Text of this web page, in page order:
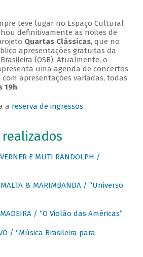
teve lugar no Espaço Cultural
definitivamente as noites de
Quartas Clássicas, que no
apresentações gratuitas da
(OSB). Atualmente, o
uma agenda de concertos
apresentações variadas, todas
19h.
a reserva de ingressos.
E MUTI RANDOLPH /
MALTA & MARIMBANDA / “Universo
/ “O Violão das Américas”
/ “Música Brasileira para